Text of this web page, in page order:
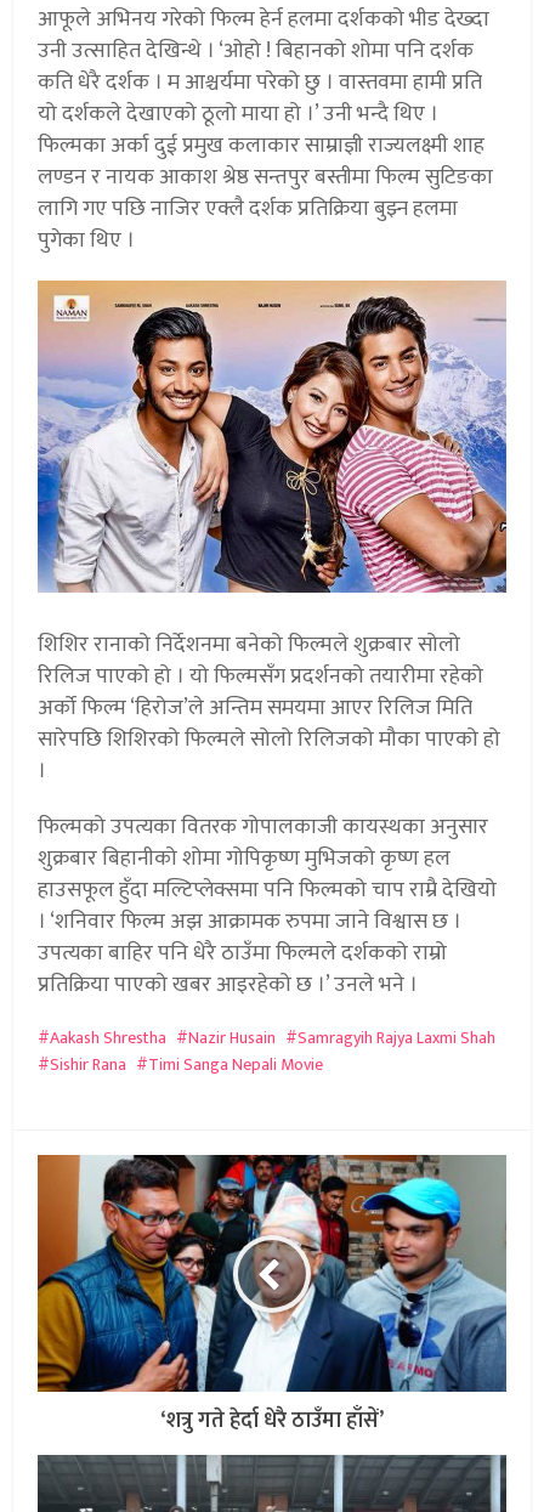
आफूले अभिनय गरेको फिल्म हेर्न हलमा दर्शकको भीड देख्दा
उनी उत्साहित देखिन्थे । ‘ओहो ! बिहानको शोमा पनि दर्शक
कति धेरै दर्शक । म आश्चर्यमा परेको छु । वास्तवमा हामी प्रति
यो दर्शकले देखाएको ठूलो माया हो ।’ उनी भन्दै थिए ।
फिल्मका अर्का दुई प्रमुख कलाकार साम्राज्ञी राज्यलक्ष्मी शाह
लण्डन र नायक आकाश श्रेष्ठ सन्तपुर बस्तीमा फिल्म सुटिङका
लागि गए पछि नाजिर एक्लै दर्शक प्रतिक्रिया बुझ्न हलमा
पुगेका थिए ।
शिशिर रानाको निर्देशनमा बनेको फिल्मले शुक्रबार सोलो
रिलिज पाएको हो । यो फिल्मसँग प्रदर्शनको तयारीमा रहेको
अर्को फिल्म ‘हिरोज’ले अन्तिम समयमा आएर रिलिज मिति
सारेपछि शिशिरको फिल्मले सोलो रिलिजको मौका पाएको हो
।
फिल्मको उपत्यका वितरक गोपालकाजी कायस्थका अनुसार
शुक्रबार बिहानीको शोमा गोपिकृष्ण मुभिजको कृष्ण हल
हाउसफूल हुँदा मल्टिप्लेक्समा पनि फिल्मको चाप राम्रै देखियो
। ‘शनिवार फिल्म अझ आक्रामक रुपमा जाने विश्वास छ ।
उपत्यका बाहिर पनि धेरै ठाउँमा फिल्मले दर्शकको राम्रो
प्रतिक्रिया पाएको खबर आइरहेको छ ।’ उनले भने ।
Aakash Shrestha Nazir Husain
Samragyih Rajya Laxmi Shah
Sishir Rana
Timi Sanga Nepali Movie
‘शत्रु गते हेर्दा धेरै ठाउँमा हाँसें’